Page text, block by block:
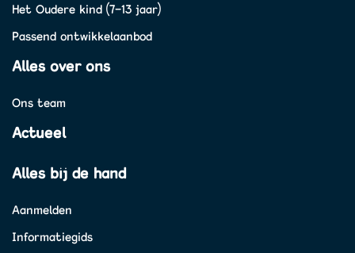
Het Oudere kind (7-13 jaar)
Passend ontwikkelaanbod
Alles over ons
Ons team
Actueel
Alles bij de hand
Aanmelden
Informatiegids